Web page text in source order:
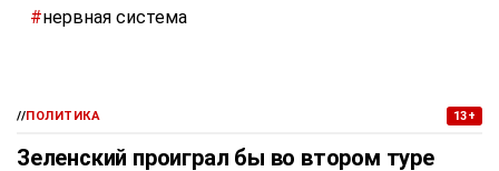
#нервная система
//ПОЛИТИКА 13+
Зеленский проиграл бы во втором туре